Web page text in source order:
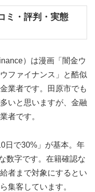
ミ・評判・実態
）は漫画「闇金ウ
ファイナンス」と酷似
業者です。田原市でも
いと思いますが、金融
者です。
日で30%」が基本。年
数字です。在籍確認な
者まで対象にするとい
集客しています。